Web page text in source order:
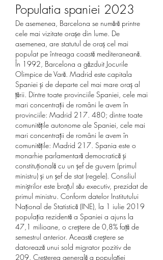
Populatia spaniei 2023
De asemenea, Barcelona se numără printre
cele mai vizitate orașe din lume. De
asemenea, are statutul de oraș cel mai
populat pe întreaga coastă mediteraneană.
În 1992, Barcelona a găzduit Jocurile
Olimpice de Vară. Madrid este capitala
Spaniei și de departe cel mai mare oraș al
țării. Dintre toate provinciile Spaniei, cele mai
mari concentrații de români le avem în
provinciile: Madrid 217. 480; dintre toate
comunitățile autonome ale Spaniei, cele mai
mari concentrații de români le avem în
comunitățile: Madrid 217. Spania este o
monarhie parlamentară democratică și
constituțională cu un șef de guvern (primul
ministru) și un șef de stat (regele). Consiliul
miniștrilor este brațul său executiv, prezidat de
primul ministru. Conform datelor Institutului
Naţional de Statistică (INE), la 1 iulie 2019
populaţia rezidentă a Spaniei a ajuns la
47,1 milioane, o creştere de 0,8% faţă de
semestrul anterior. Această creştere se
datorează unui sold migrator pozitiv de
209. Creșterea generală a populației